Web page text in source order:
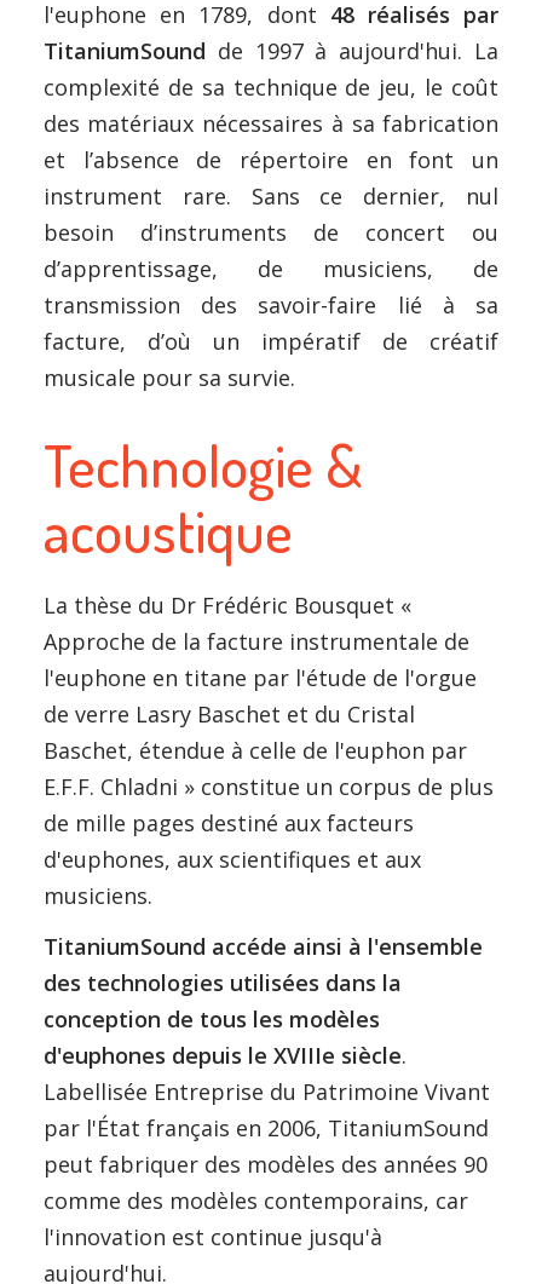
l'euphone en 1789, dont 48 réalisés par
TitaniumSound de 1997 à aujourd'hui. La
complexité de sa technique de jeu, le coût
des matériaux nécessaires à sa fabrication
et l’absence de répertoire en font un
instrument rare. Sans ce dernier, nul
besoin d’instruments de concert ou
d’apprentissage, de musiciens, de
transmission des savoir-faire lié à sa
facture, d’où un impératif de créatif
musicale pour sa survie.
Technologie &
acoustique
La thèse du Dr Frédéric Bousquet «
Approche de la facture instrumentale de
l'euphone en titane par l'étude de l'orgue
de verre Lasry Baschet et du Cristal
Baschet, étendue à celle de l'euphon par
E.F.F. Chladni » constitue un corpus de plus
de mille pages destiné aux facteurs
d'euphones, aux scientifiques et aux
musiciens.
TitaniumSound accéde ainsi à l'ensemble
des technologies utilisées dans la
conception de tous les modèles
d'euphones depuis le XVIIIe siècle.
Labellisée Entreprise du Patrimoine Vivant
par l'État français en 2006, TitaniumSound
peut fabriquer des modèles des années 90
comme des modèles contemporains, car
l'innovation est continue jusqu'à
aujourd'hui.